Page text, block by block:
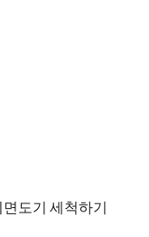
도기 세척하기